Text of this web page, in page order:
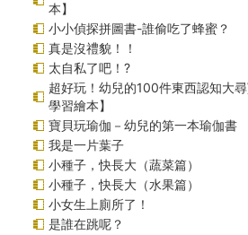
本】
小小偵探拼圖書-誰偷吃了蜂蜜？
真是沒禮貌！！
太自私了吧！?
超好玩！幼兒的100件東西認知大
學習繪本】
寶貝玩瑜伽－幼兒的第一本瑜伽書
我是一片葉子
小種子，快長大（蔬菜篇）
小種子，快長大（水果篇）
小女生上廁所了！
是誰在跳呢？